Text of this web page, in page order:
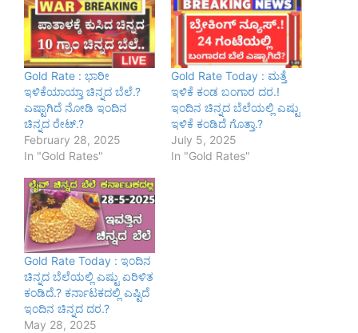
Gold Rate : ಭಾರೀ
ಇಳಿಕೆಯಾಯ್ತಾ ಚಿನ್ನದ ಬೆಲೆ.?
ಎಷ್ಟಾಗಿದೆ ನೋಡಿ ಇಂದಿನ
ಚಿನ್ನದ ರೇಟ್.?
February 28, 2025
In "Gold Rates"
Gold Rate Today : ಮತ್ತೆ
ಇಳಿಕೆ ಕಂಡ ಬಂಗಾರ ದರ.!
ಇಂದಿನ ಚಿನ್ನದ ಬೆಲೆಯಲ್ಲಿ ಎಷ್ಟು
ಇಳಿಕೆ ಕಂಡಿದೆ ಗೊತ್ತಾ.?
July 5, 2025
In "Gold Rates"
Gold Rate Today : ಇಂದಿನ
ಚಿನ್ನದ ಬೆಲೆಯಲ್ಲಿ ಎಷ್ಟು ಏರಿಳಿತ
ಕಂಡಿದೆ.? ಕರ್ನಾಟಕದಲ್ಲಿ ಎಷ್ಟಿದೆ
ಇಂದಿನ ಚಿನ್ನದ ದರ.?
May 28, 2025